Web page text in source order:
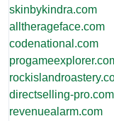
skinbykindra.com
alltherageface.com
codenational.com
directselling-pro.com
revenuealarm.com